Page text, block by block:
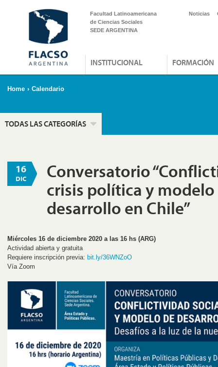
Facultad Latinoamericana
de Ciencias Sociales
SEDE ARGENTINA
Noticias
INSTITUCIONAL FORMACIÓN
Home › Calendario
TODAS LAS CATEGORÍAS
16
DIC
Conversatorio
crisis política y modelo
desarrollo en Chile”
Miércoles 16 de diciembre 2020 a las 16 hs (ARG)
Actividad abierta y gratuita
Requiere inscripción previa: bit.ly/36WNZoO
Vía Zoom